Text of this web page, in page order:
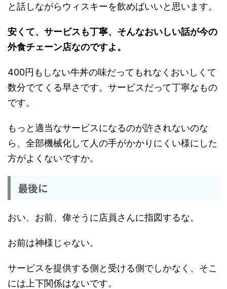
と話しながらウィスキーを飲めばいいと思います。
安くて、サービスも丁寧、そんなおいしい話が今の
外食チェーン店なのですよ。
400円もしない牛丼の味だってもれなくおいしくて
数分でてくる早さです。サービスだって丁寧なもの
です。
もっと適当なサービスになるのが許されないのな
ら、全部機械化して人の手がかかりにくい様にした
方がよくないですか。
最後に
おい、お前、偉そうに店員さんに指図するな。
お前は神様じゃない。
サービスを提供する側と受ける側でしかなく、そこ
には上下関係はないです。